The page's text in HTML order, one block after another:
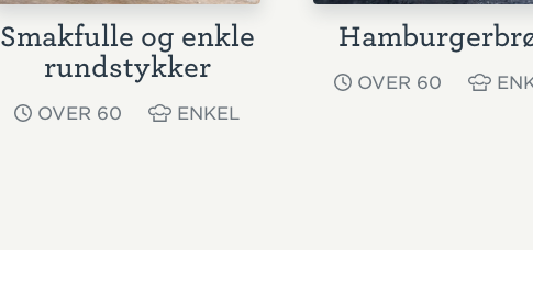
Smakfulle og enkle
rundstykker
OVER 60 ENKEL
OVER 60